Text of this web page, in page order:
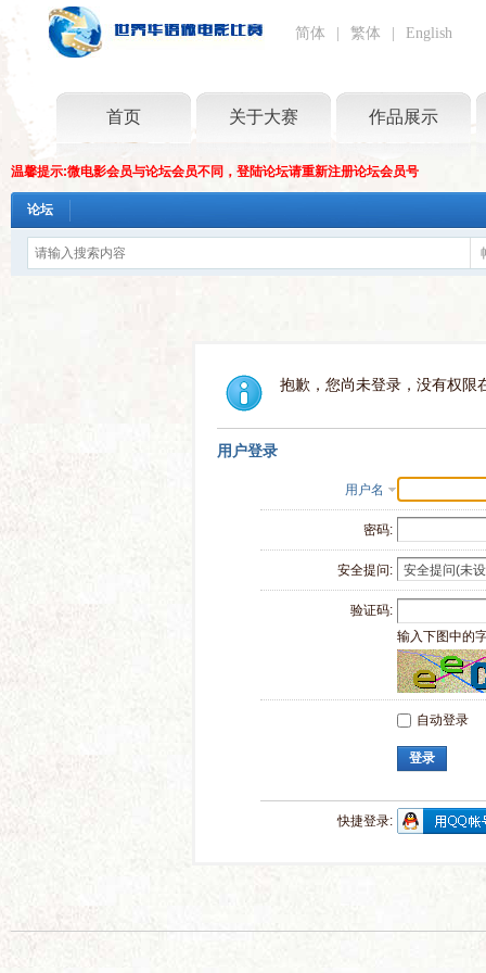
简体 繁体 English
首页 关于大赛 作品展示
温馨提示:微电影会员与论坛会员不同，登陆论坛请重新注册论坛会员号
论坛
抱歉，您尚未登录，没有权限
用户登录
用户名
密码:
安全提问:
验证码:
输入下图中的
自动登录
登录
快捷登录: